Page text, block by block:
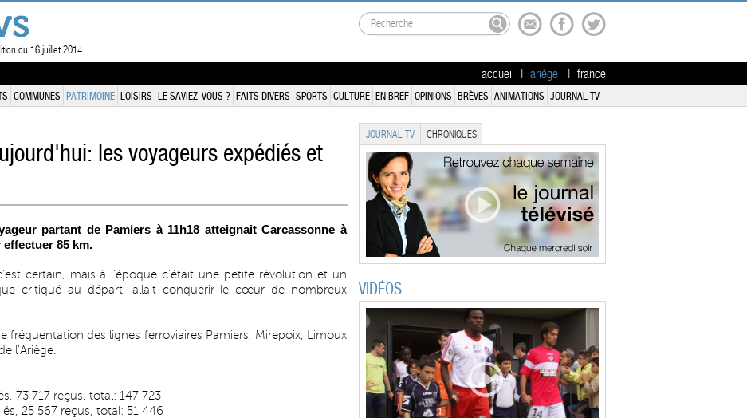
du 16 juillet 2014
accueil ariège france
COMMUNES PATRIMOINE LOISIRS LE SAVIEZ-VOUS ? FAITS DIVERS SPORTS CULTURE EN BREF OPINIONS BRÈVES ANIMATIONS JOURNAL TV
les voyageurs expédiés et
partant de Pamiers à 11h18 atteignait Carcassonne à
85 km.
certain, mais à l’époque c’était une petite révolution et un
critiqué au départ, allait conquérir le cœur de nombreux
fréquentation des lignes ferroviaires Pamiers, Mirepoix, Limoux
l’Ariège.
73 717 reçus, total: 147 723
25 567 reçus, total: 51 446
JOURNAL TV CHRONIQUES
VIDÉOS